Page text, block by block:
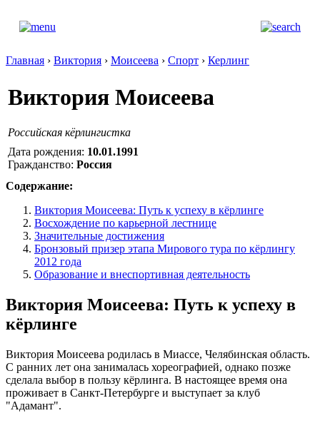
Главная › Виктория › Моисеева › Спорт › Керлинг
Виктория Моисеева
Российская кёрлингистка
Дата рождения: 10.01.1991
Гражданство: Россия
Содержание:
Виктория Моисеева: Путь к успеху в кёрлинге
Восхождение по карьерной лестнице
Значительные достижения
Бронзовый призер этапа Мирового тура по кёрлингу
2012 года
Образование и внеспортивная деятельность
Виктория Моисеева: Путь к успеху в
кёрлинге
Виктория Моисеева родилась в Миассе, Челябинская область.
С ранних лет она занималась хореографией, однако позже
сделала выбор в пользу кёрлинга. В настоящее время она
проживает в Санкт-Петербурге и выступает за клуб
"Адамант".